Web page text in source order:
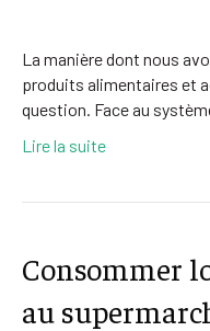
La manière dont nous
produits alimentaires et
question. Face au
Lire la suite
Consommer
au